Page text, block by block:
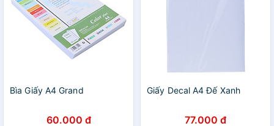
Bìa Giấy A4 Grand
60.000 đ
Giấy Decal A4 Đế Xanh
77.000 đ